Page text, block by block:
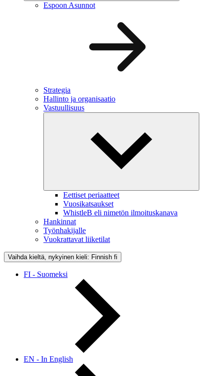
Espoon Asunnot
Strategia
Hallinto ja organisaatio
Vastuullisuus
Eettiset periaatteet
Vuosikatsaukset
WhistleB eli nimetön ilmoituskanava
Hankinnat
Työnhakijalle
Vuokrattavat liiketilat
Vaihda kieltä, nykyinen kieli: Finnish fi
FI - Suomeksi
EN - In English